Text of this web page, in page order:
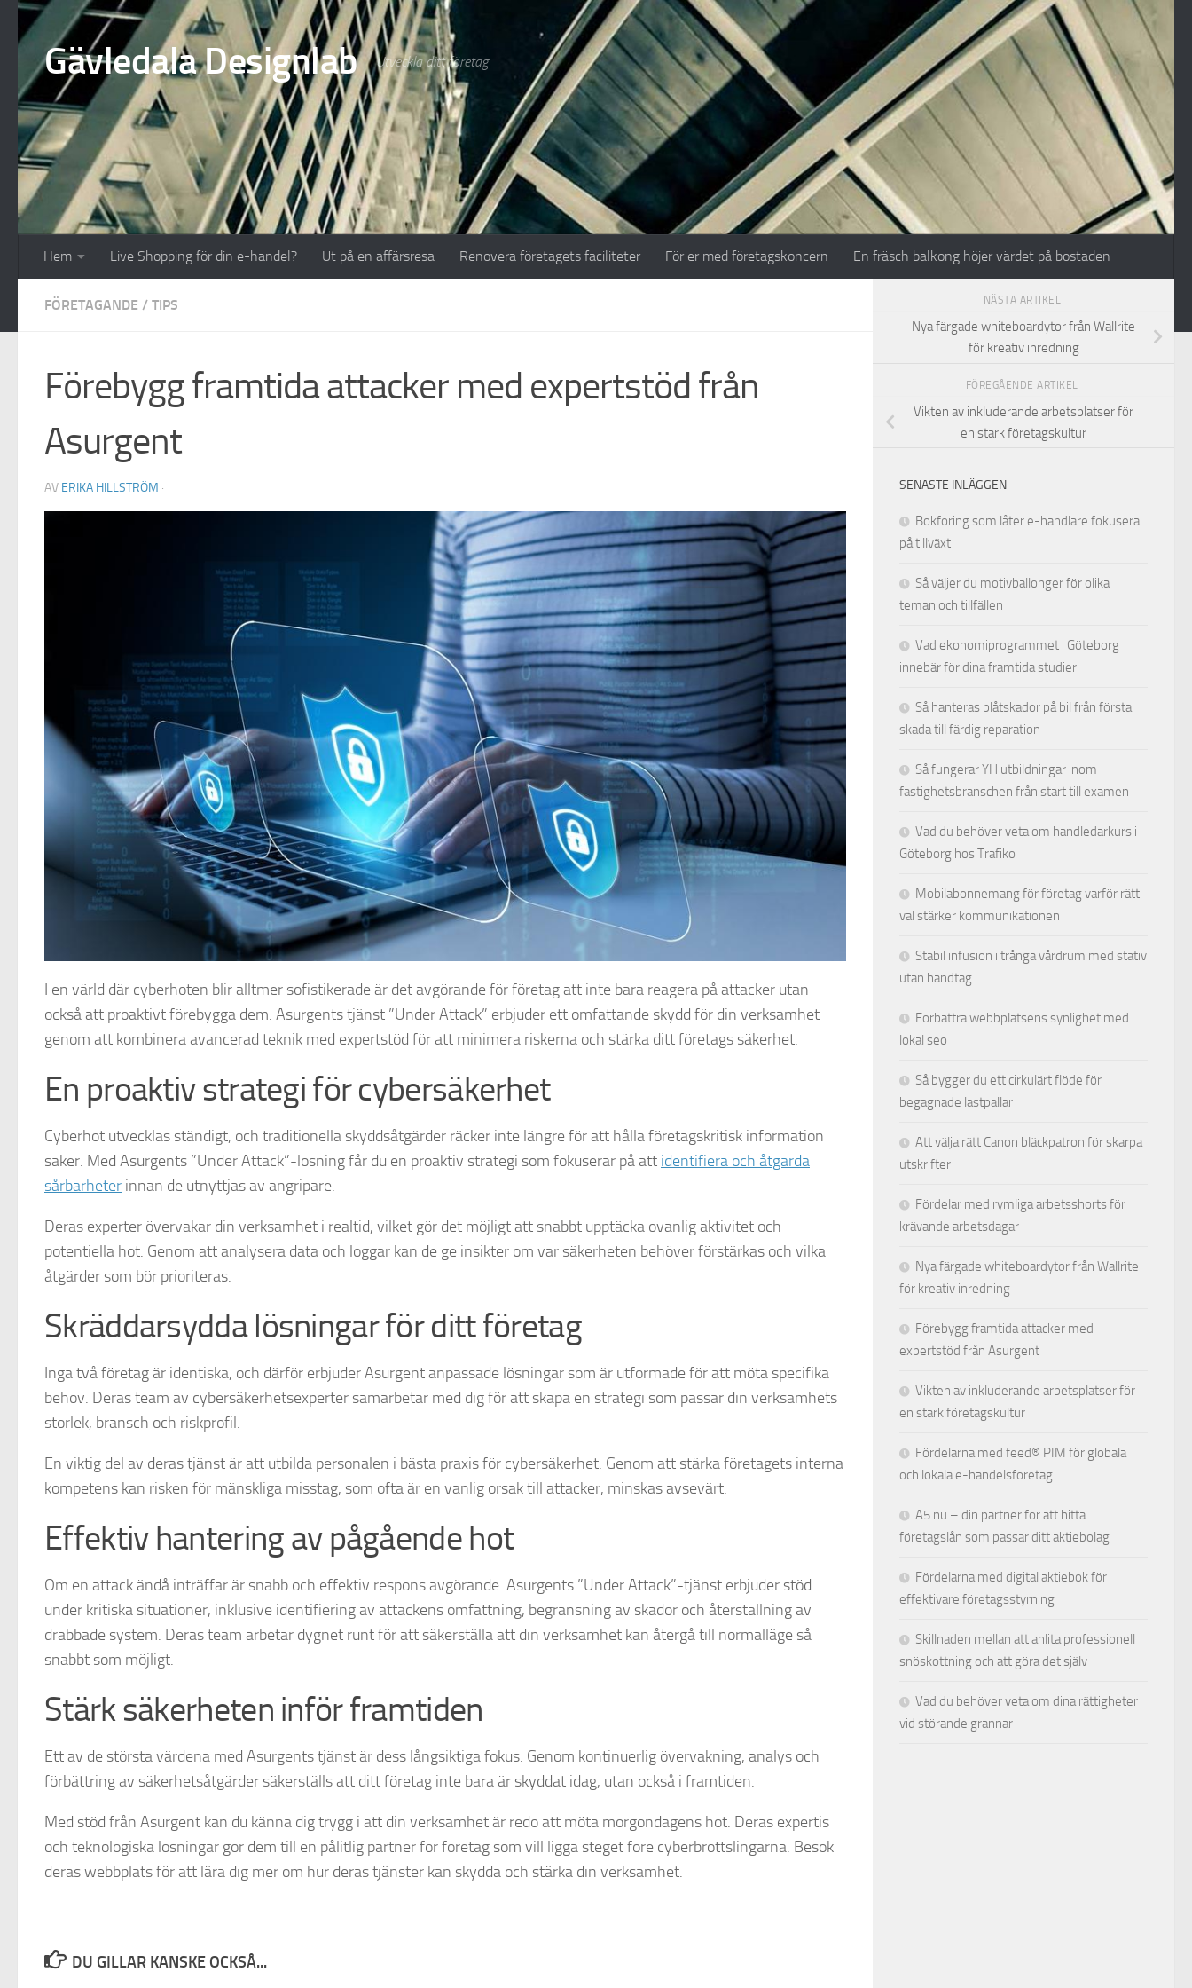
Hoppa till innehåll
Gävledala Designlab Utveckla ditt företag
Hem Live Shopping för din e-handel? Ut på en affärsresa Renovera företagets faciliteter För er med företagskoncern En fräsch balkong höjer värdet på bostaden
FÖRETAGANDE / TIPS
Förebygg framtida attacker med expertstöd från
Asurgent
AV ERIKA HILLSTRÖM ·
I en värld där cyberhoten blir alltmer sofistikerade är det avgörande för företag att inte bara reagera på attacker utan
också att proaktivt förebygga dem. Asurgents tjänst ”Under Attack” erbjuder ett omfattande skydd för din verksamhet
genom att kombinera avancerad teknik med expertstöd för att minimera riskerna och stärka ditt företags säkerhet.
En proaktiv strategi för cybersäkerhet
Cyberhot utvecklas ständigt, och traditionella skyddsåtgärder räcker inte längre för att hålla företagskritisk information
säker. Med Asurgents ”Under Attack”-lösning får du en proaktiv strategi som fokuserar på att identifiera och åtgärda
sårbarheter innan de utnyttjas av angripare.
Deras experter övervakar din verksamhet i realtid, vilket gör det möjligt att snabbt upptäcka ovanlig aktivitet och
potentiella hot. Genom att analysera data och loggar kan de ge insikter om var säkerheten behöver förstärkas och vilka
åtgärder som bör prioriteras.
Skräddarsydda lösningar för ditt företag
Inga två företag är identiska, och därför erbjuder Asurgent anpassade lösningar som är utformade för att möta specifika
behov. Deras team av cybersäkerhetsexperter samarbetar med dig för att skapa en strategi som passar din verksamhets
storlek, bransch och riskprofil.
En viktig del av deras tjänst är att utbilda personalen i bästa praxis för cybersäkerhet. Genom att stärka företagets interna
kompetens kan risken för mänskliga misstag, som ofta är en vanlig orsak till attacker, minskas avsevärt.
Effektiv hantering av pågående hot
Om en attack ändå inträffar är snabb och effektiv respons avgörande. Asurgents ”Under Attack”-tjänst erbjuder stöd
under kritiska situationer, inklusive identifiering av attackens omfattning, begränsning av skador och återställning av
drabbade system. Deras team arbetar dygnet runt för att säkerställa att din verksamhet kan återgå till normalläge så
snabbt som möjligt.
Stärk säkerheten inför framtiden
Ett av de största värdena med Asurgents tjänst är dess långsiktiga fokus. Genom kontinuerlig övervakning, analys och
förbättring av säkerhetsåtgärder säkerställs att ditt företag inte bara är skyddat idag, utan också i framtiden.
Med stöd från Asurgent kan du känna dig trygg i att din verksamhet är redo att möta morgondagens hot. Deras expertis
och teknologiska lösningar gör dem till en pålitlig partner för företag som vill ligga steget före cyberbrottslingarna. Besök
deras webbplats för att lära dig mer om hur deras tjänster kan skydda och stärka din verksamhet.
DU GILLAR KANSKE OCKSÅ...
NÄSTA ARTIKEL
Nya färgade whiteboardytor från Wallrite
för kreativ inredning
FÖREGÅENDE ARTIKEL
Vikten av inkluderande arbetsplatser för
en stark företagskultur
SENASTE INLÄGGEN
Bokföring som låter e-handlare fokusera
på tillväxt
Så väljer du motivballonger för olika
teman och tillfällen
Vad ekonomiprogrammet i Göteborg
innebär för dina framtida studier
Så hanteras plåtskador på bil från första
skada till färdig reparation
Så fungerar YH utbildningar inom
fastighetsbranschen från start till examen
Vad du behöver veta om handledarkurs i
Göteborg hos Trafiko
Mobilabonnemang för företag varför rätt
val stärker kommunikationen
Stabil infusion i trånga vårdrum med stativ
utan handtag
Förbättra webbplatsens synlighet med
lokal seo
Så bygger du ett cirkulärt flöde för
begagnade lastpallar
Att välja rätt Canon bläckpatron för skarpa
utskrifter
Fördelar med rymliga arbetsshorts för
krävande arbetsdagar
Nya färgade whiteboardytor från Wallrite
för kreativ inredning
Förebygg framtida attacker med
expertstöd från Asurgent
Vikten av inkluderande arbetsplatser för
en stark företagskultur
Fördelarna med feed® PIM för globala
och lokala e-handelsföretag
A5.nu – din partner för att hitta
företagslån som passar ditt aktiebolag
Fördelarna med digital aktiebok för
effektivare företagsstyrning
Skillnaden mellan att anlita professionell
snöskottning och att göra det själv
Vad du behöver veta om dina rättigheter
vid störande grannar